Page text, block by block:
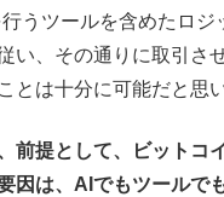
うツールを含めたロジ
い、その通りに取引さ
とは十分に可能だと思
前提として、ビットコ
因は、AIでもツールで